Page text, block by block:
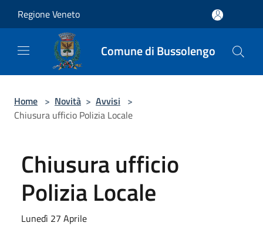
Regione Veneto
Comune di Bussolengo
Home > Novità > Avvisi >
Chiusura ufficio Polizia Locale
Chiusura ufficio
Polizia Locale
Lunedì 27 Aprile